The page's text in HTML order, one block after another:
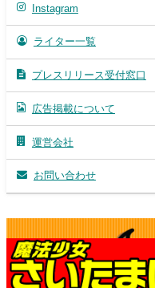
Instagram
ライター一覧
プレスリリース受付窓口
広告掲載について
運営会社
お問い合わせ